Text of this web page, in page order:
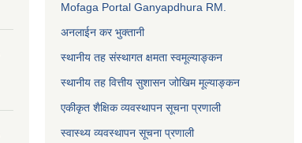
Mofaga Portal Ganyapdhura RM.
अनलाईन कर भुक्तानी
स्थानीय तह संस्थागत क्षमता स्वमूल्याङ्कन
स्थानीय तह वित्तीय सुशासन जोखिम मूल्याङ्कन
एकीकृत शैक्षिक व्यवस्थापन सूचना प्रणाली
स्वास्थ्य व्यवस्थापन सूचना प्रणाली